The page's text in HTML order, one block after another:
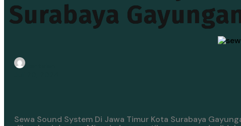
Surabaya
Sewa Sound System Di Jawa Timur Kota Surabaya